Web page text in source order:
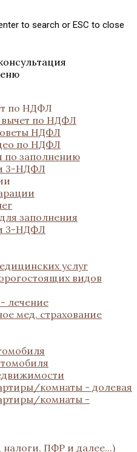
to search or ESC to close
по НДФЛ
по НДФЛ
НДФЛ
по НДФЛ
по заполнению
3-НДФЛ
заполнения
3-НДФЛ
услуг
видов
лечение
мед. страхование
комнаты - долевая
комнаты -
ПФР и далее...)